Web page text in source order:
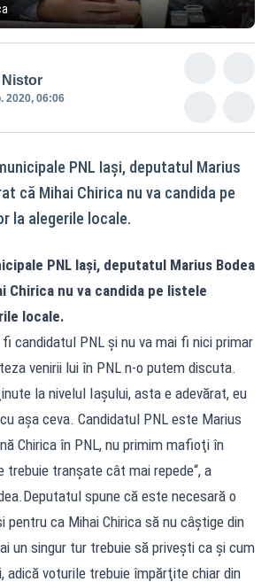
Nistor
2020, 06:06
PNL Iaşi, deputatul Marius
că Mihai Chirica nu va candida pe
la alegerile locale.
PNL Iaşi, deputatul Marius Bodea
Chirica nu va candida pe listele
locale.
fi candidatul PNL şi nu va mai fi nici primar
venirii lui în PNL n-o putem discuta.
la nivelul Iaşului, asta e adevărat, eu
aşa ceva. Candidatul PNL este Marius
Chirica în PNL, nu primim mafioţi în
trebuie tranşate cât mai repede“, a
spune că este necesară o
pentru ca Mihai Chirica să nu câștige din
un singur tur trebuie să priveşti ca şi cum
adică voturile trebuie împărţite chiar din